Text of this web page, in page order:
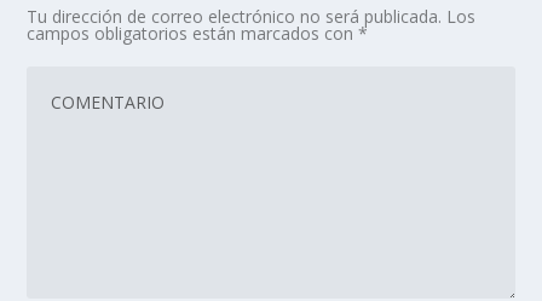
Tu dirección de correo electrónico no será publicada. Los
campos obligatorios están marcados con*